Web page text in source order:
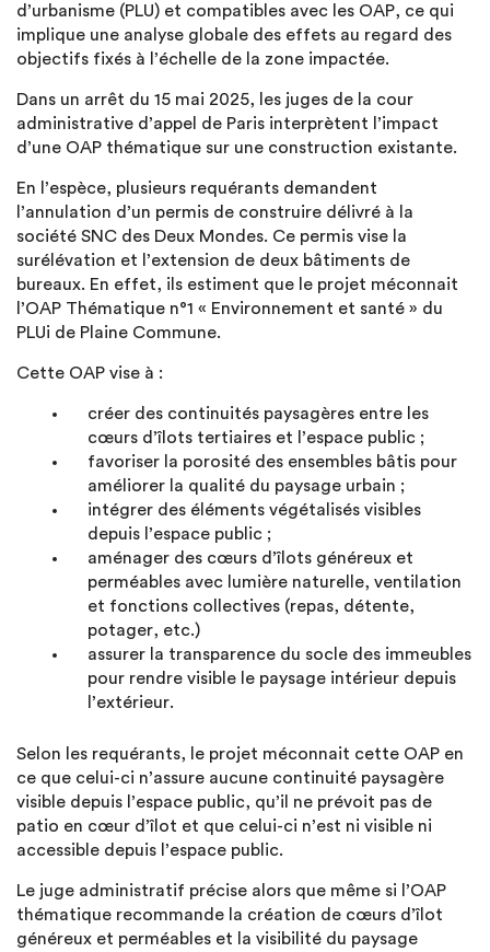
d’urbanisme (PLU) et compatibles avec les OAP, ce qui
implique une analyse globale des effets au regard des
objectifs fixés à l’échelle de la zone impactée.
Dans un arrêt du 15 mai 2025, les juges de la cour
administrative d’appel de Paris interprètent l’impact
d’une OAP thématique sur une construction existante.
En l’espèce, plusieurs requérants demandent
l’annulation d’un permis de construire délivré à la
société SNC des Deux Mondes. Ce permis vise la
surélévation et l’extension de deux bâtiments de
bureaux. En effet, ils estiment que le projet méconnait
l’OAP Thématique n°1 « Environnement et santé » du
PLUi de Plaine Commune.
Cette OAP vise à :
créer des continuités paysagères entre les
cœurs d’îlots tertiaires et l’espace public ;
favoriser la porosité des ensembles bâtis pour
améliorer la qualité du paysage urbain ;
intégrer des éléments végétalisés visibles
depuis l’espace public ;
aménager des cœurs d’îlots généreux et
perméables avec lumière naturelle, ventilation
et fonctions collectives (repas, détente,
potager, etc.)
assurer la transparence du socle des immeubles
pour rendre visible le paysage intérieur depuis
l’extérieur.
Selon les requérants, le projet méconnait cette OAP en
ce que celui-ci n’assure aucune continuité paysagère
visible depuis l’espace public, qu’il ne prévoit pas de
patio en cœur d’îlot et que celui-ci n’est ni visible ni
accessible depuis l’espace public.
Le juge administratif précise alors que même si l’OAP
thématique recommande la création de cœurs d’îlot
généreux et perméables et la visibilité du paysage